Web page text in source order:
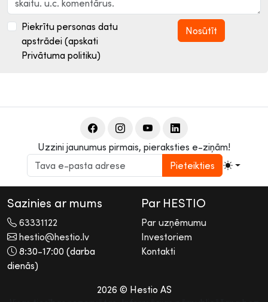
Piekrītu personas datu
apstrādei (apskati
Privātuma politiku)
Uzzini jaunumus pirmais, pieraksties e-ziņām!
Pieteikties
Sazinies ar mums
63331122
hestio@hestio.lv
8:30-17:00 (darba
dienās)
Par HESTIO
Par uzņēmumu
Investoriem
Kontakti
2026 © Hestio AS